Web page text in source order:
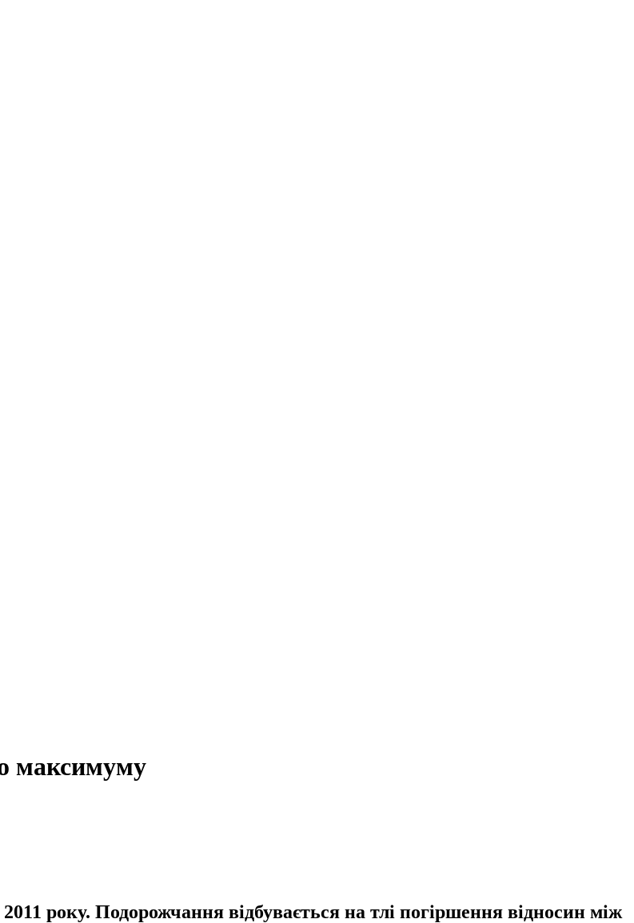
максимуму
року. Подорожчання відбувається на тлі погіршення відносин між